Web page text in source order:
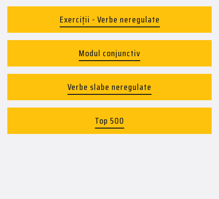
Exerciții - Verbe neregulate
Modul conjunctiv
Verbe slabe neregulate
Top 500